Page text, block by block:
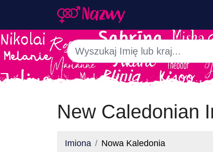
New Caledonian
Imiona Nowa Kaledonia